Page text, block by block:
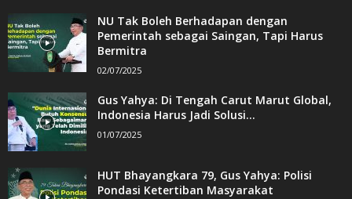
NU Tak Boleh Berhadapan dengan
Pemerintah sebagai Saingan, Tapi Harus
Bermitra
02/07/2025
Gus Yahya: Di Tengah Carut Marut Global,
Indonesia Harus Jadi Solusi...
01/07/2025
HUT Bhayangkara 79, Gus Yahya: Polisi
Pondasi Ketertiban Masyarakat